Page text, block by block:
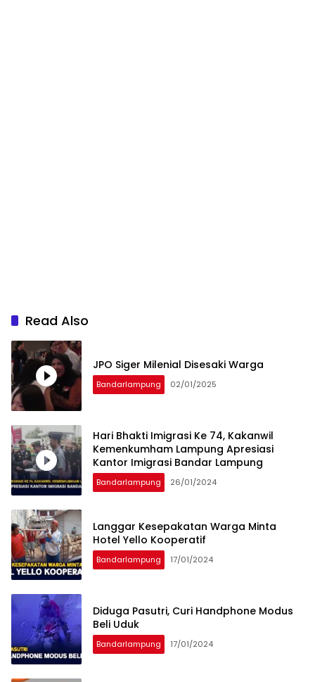
Read Also
JPO Siger Milenial Disesaki Warga
Bandarlampung 02/01/2025
Hari Bhakti Imigrasi Ke 74, Kakanwil
Kemenkumham Lampung Apresiasi
Kantor Imigrasi Bandar Lampung
Bandarlampung 26/01/2024
Langgar Kesepakatan Warga Minta
Hotel Yello Kooperatif
Bandarlampung 17/01/2024
Diduga Pasutri, Curi Handphone Modus
Beli Uduk
Bandarlampung 17/01/2024